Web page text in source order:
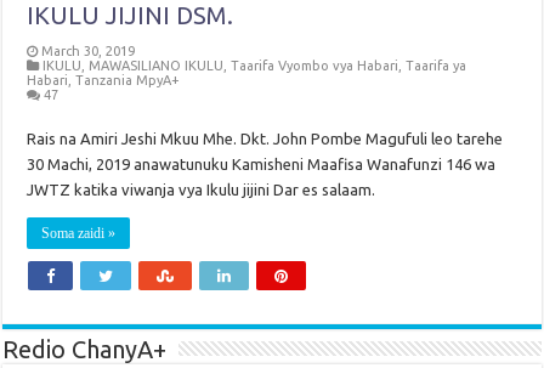
IKULU JIJINI DSM.
March 30, 2019
IKULU
MAWASILIANO IKULU ,Taarifa Vyombo vya Habari ,Taarifa ya
Habari ,Tanzania MpyA+
47
Rais na Amiri Jeshi Mkuu Mhe. Dkt. John Pombe Magufuli leo tarehe
30 Machi, 2019 anawatunuku Kamisheni Maafisa Wanafunzi 146 wa
JWTZ katika viwanja vya Ikulu jijini Dar es salaam.
Soma zaidi »
Redio ChanyA+